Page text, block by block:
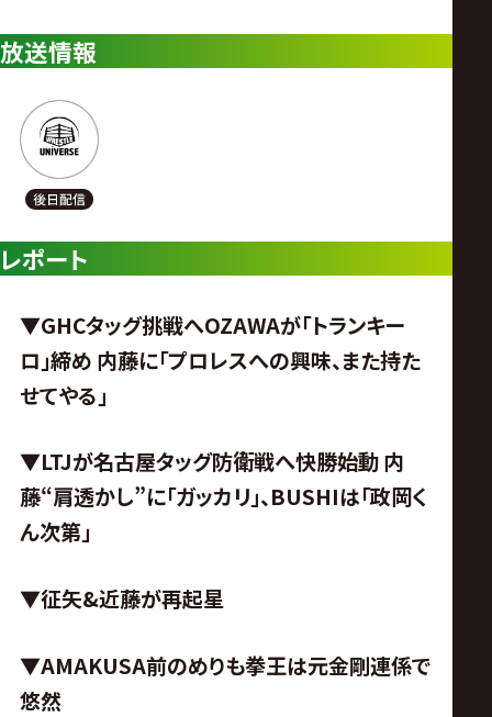
放送情報
レポート
▼GHCタッグ挑戦へOZAWAが「トランキー
ロ」締め 内藤に「プロレスへの興味、また持た
せてやる」
▼LTJが名古屋タッグ防衛戦へ快勝始動 内
藤“肩透かし”に「ガッカリ」、BUSHIは「政岡く
ん次第」
▼征矢&近藤が再起星
▼AMAKUSA前のめりも拳王は元金剛連係で
悠然